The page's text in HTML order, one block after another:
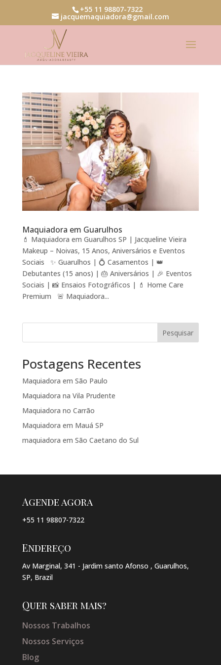
+55 11 98807-7322
jacquemaquiadora@gmail.com
Maquiadora em Guarulhos
💄 Maquiadora em Guarulhos SP | Jacqueline Vieira
Makeup – Noivas, 15 Anos, Aniversários e Eventos
Sociais ✨ Guarulhos | 💍 Casamentos | 👑
Debutantes (15 anos) | 🎂 Aniversários | 🎉 Eventos
Sociais | 📸 Ensaios Fotográficos | 💄 Home Care
Premium 🚨 Maquiadora...
Pesquisar
Postagens Recentes
Maquiadora em São Paulo
Maquiadora na Vila Prudente
Maquiadora no Carrão
Maquiadora em Mauá SP
maquiadora em São Caetano do Sul
Agende agora
+55 11 98807-7322
Endereço
Av Marginal, 341 - Jardim santo Afonso , Guarulhos,
SP, Brazil
Quer saber mais?
Nossos Trabalhos
Nossos Serviços
Blog